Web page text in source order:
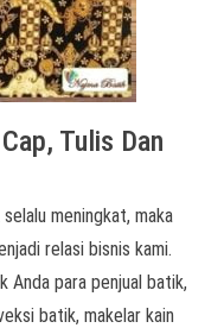
Tulis Dan
meningkat, maka
relasi bisnis kami.
Anda para penjual batik,
batik, makelar kain